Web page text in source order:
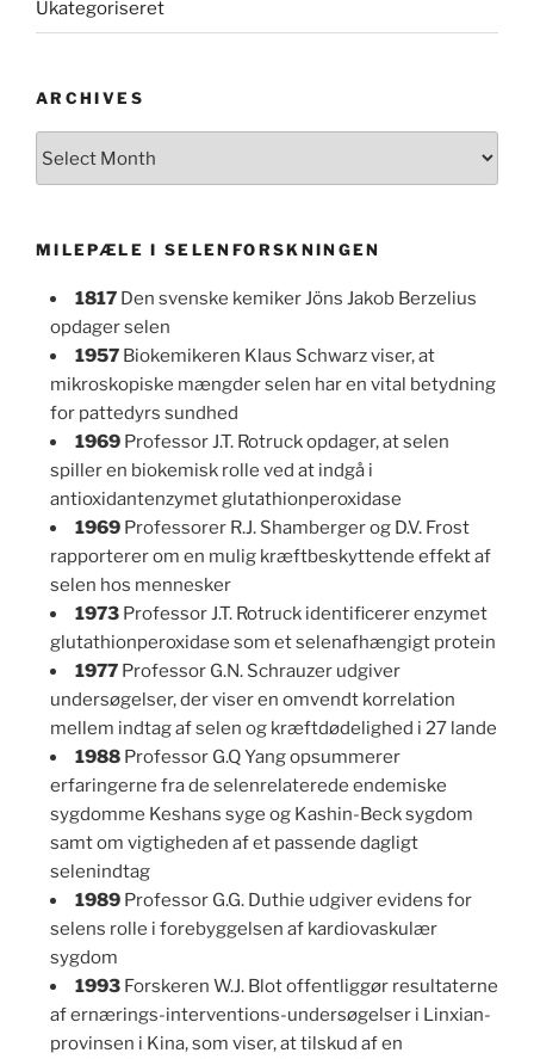
Ukategoriseret
ARCHIVES
MILEPÆLE I SELENFORSKNINGEN
1817 Den svenske kemiker Jöns Jakob Berzelius
opdager selen
1957 Biokemikeren Klaus Schwarz viser, at
mikroskopiske mængder selen har en vital betydning
for pattedyrs sundhed
1969 Professor J.T. Rotruck opdager, at selen
spiller en biokemisk rolle ved at indgå i
antioxidantenzymet glutathionperoxidase
1969 Professorer R.J. Shamberger og D.V. Frost
rapporterer om en mulig kræftbeskyttende effekt af
selen hos mennesker
1973 Professor J.T. Rotruck identificerer enzymet
glutathionperoxidase som et selenafhængigt protein
1977 Professor G.N. Schrauzer udgiver
undersøgelser, der viser en omvendt korrelation
mellem indtag af selen og kræftdødelighed i 27 lande
1988 Professor G.Q Yang opsummerer
erfaringerne fra de selenrelaterede endemiske
sygdomme Keshans syge og Kashin-Beck sygdom
samt om vigtigheden af et passende dagligt
selenindtag
1989 Professor G.G. Duthie udgiver evidens for
selens rolle i forebyggelsen af kardiovaskulær
sygdom
1993 Forskeren W.J. Blot offentliggør resultaterne
af ernærings-interventions-undersøgelser i Linxian-
provinsen i Kina, som viser, at tilskud af en